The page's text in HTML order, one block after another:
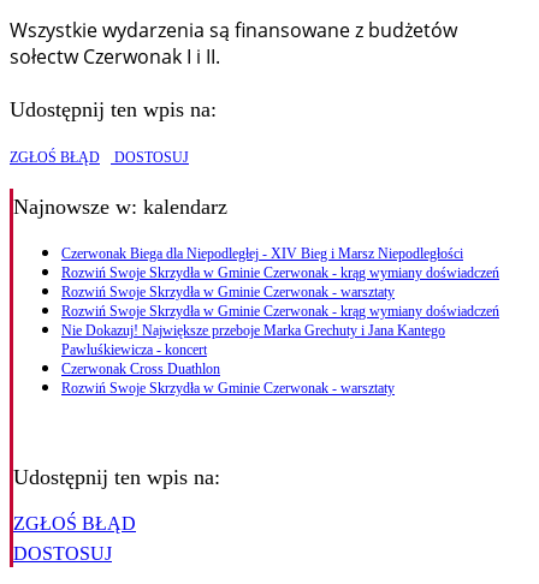
Wszystkie wydarzenia są finansowane z budżetów
sołectw Czerwonak I i II.
Udostępnij ten wpis na:
ZGŁOŚ BŁĄD DOSTOSUJ
Najnowsze w: kalendarz
Czerwonak Biega dla Niepodległej - XIV Bieg i Marsz Niepodległości
Rozwiń Swoje Skrzydła w Gminie Czerwonak - krąg wymiany doświadczeń
Rozwiń Swoje Skrzydła w Gminie Czerwonak - warsztaty
Rozwiń Swoje Skrzydła w Gminie Czerwonak - krąg wymiany doświadczeń
Nie Dokazuj! Największe przeboje Marka Grechuty i Jana Kantego
Pawluśkiewicza - koncert
Czerwonak Cross Duathlon
Rozwiń Swoje Skrzydła w Gminie Czerwonak - warsztaty
Udostępnij ten wpis na:
ZGŁOŚ BŁĄD
DOSTOSUJ